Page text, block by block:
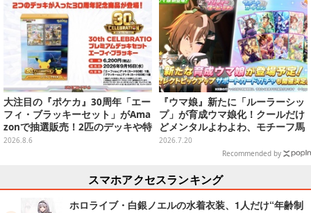
大注目の『ポケカ』30周年「エー
フィ・ブラッキーセット」がAma
zonで抽選販売！2匹のデッキや特
別カードを収録
2026.8.6
『ウマ娘』新たに「ルーラーシッ
プ」が育成ウマ娘化！クールだけ
どメンタルよわよわ、モチーフ馬
はゲート難（出遅れ癖）でも有名
2026.7.20
Recommended by
スマホアクセスランキング
ホロライブ・白銀ノエルの水着衣装、1人だけ“年齢制